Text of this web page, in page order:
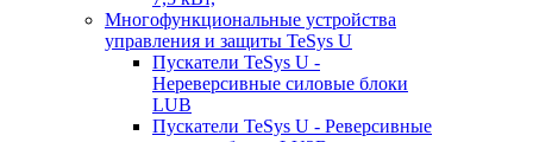
Многофункциональные устройства
управления и защиты TeSys U
Пускатели TeSys U -
Нереверсивные силовые блоки
LUB
Пускатели TeSys U - Реверсивные